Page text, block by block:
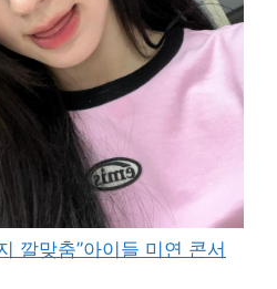
깔맞춤”아이들 미연 콘서